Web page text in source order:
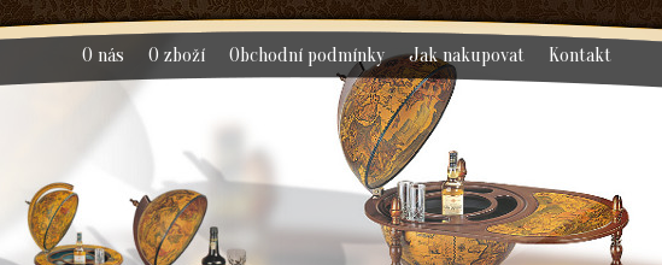
O nás O zboží Obchodní podmínky Jak nakupovat Kontakt